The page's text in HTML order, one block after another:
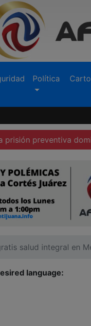
Política
domiciliaria de
salud integral en
language: